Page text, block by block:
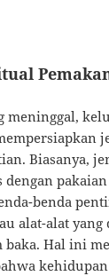
meninggal,
Biasanya,
benda
alat-alat yang
baka. Hal ini